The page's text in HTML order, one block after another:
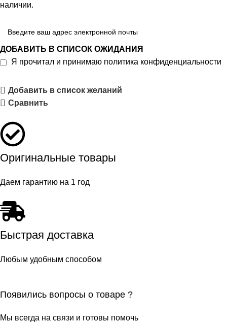
наличии.
ДОБАВИТЬ В СПИСОК ОЖИДАНИЯ
Я прочитал и принимаю политика конфиденциальности
Добавить в список желаний
Сравнить
Оригинальные товары
Даем гарантию на 1 год
Быстрая доставка
Любым удобным способом
Появились вопросы о товаре ?
Мы всегда на связи и готовы помочь